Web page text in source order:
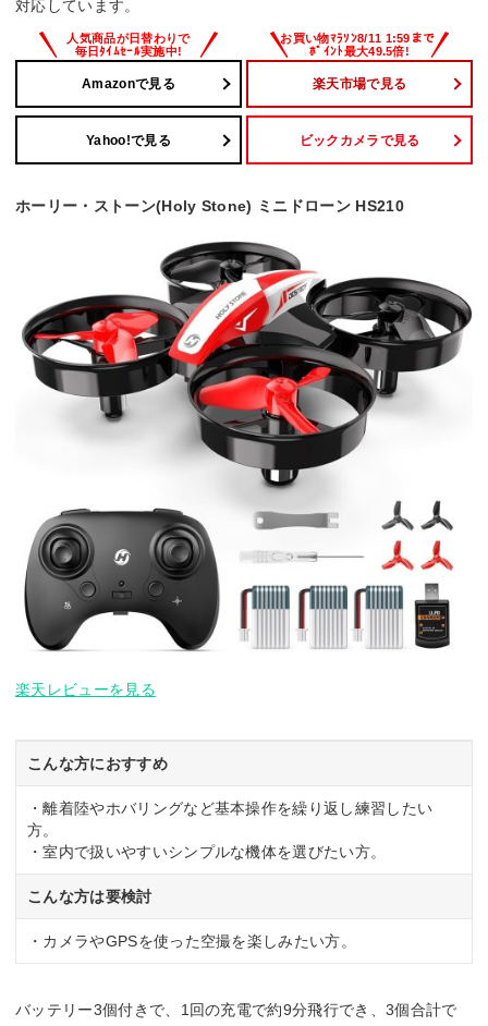
対応しています。
Amazonで見る 楽天市場で見る
Yahoo!で見る ビックカメラで見る
ホーリー・ストーン(Holy Stone) ミニドローン HS210
楽天レビューを見る
こんな方におすすめ
・離着陸やホバリングなど基本操作を繰り返し練習したい
方。
・室内で扱いやすいシンプルな機体を選びたい方。
こんな方は要検討
・カメラやGPSを使った空撮を楽しみたい方。
バッテリー3個付きで、1回の充電で約9分飛行でき、3個合計で